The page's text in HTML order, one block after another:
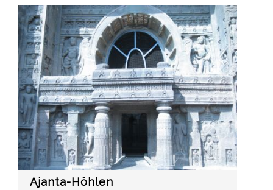
Ajanta-Höhlen